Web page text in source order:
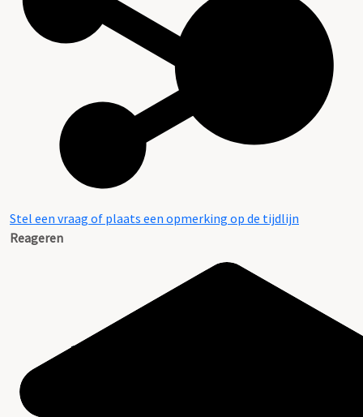
Stel een vraag of plaats een opmerking op de tijdlijn
Reageren